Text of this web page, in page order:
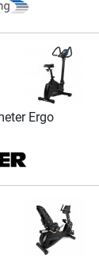
Ergo